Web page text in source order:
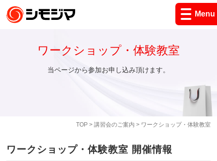
Menu
TOP> 講習会のご案内 > ワークショップ・体験教室
ワークショップ・体験教室
当ページから参加お申し込み頂けます。
ワークショップ・体験教室 開催情報